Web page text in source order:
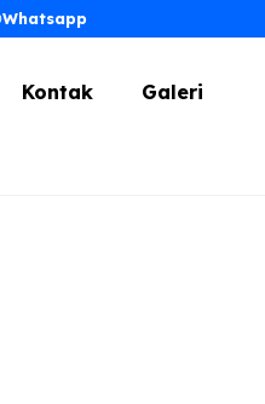
Whatsapp
Kontak Galeri